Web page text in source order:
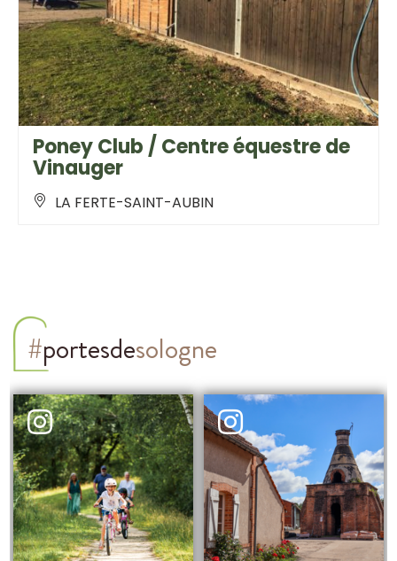
Poney Club / Centre équestre de
Vinauger
LA FERTE-SAINT-AUBIN
#portesdesologne